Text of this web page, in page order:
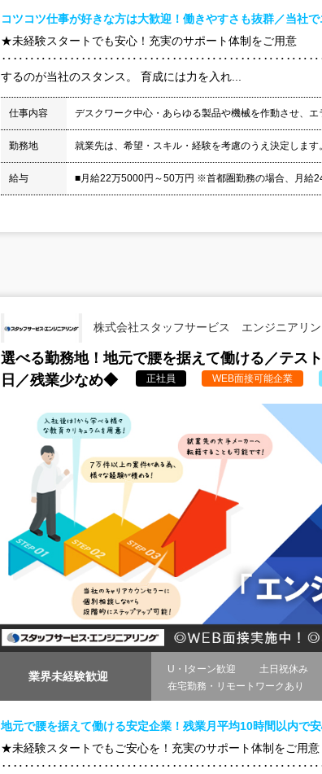
コツコツ仕事が好きな方は大歓迎！働きやすさも抜群／当社
★未経験スタートでも安心！充実のサポート体制をご用意
‥‥‥‥‥‥‥‥‥‥‥‥‥‥‥‥‥‥‥‥‥‥‥‥‥‥‥‥‥ あなたの
するのが当社のスタンス。 育成には力を入れ...
仕事内容 デスクワーク中心・あらゆる製品や機械を作動させ、
勤務地 就業先は、希望・スキル・経験を考慮のうえ決定します。
給与 ■月給22万5000円～50万円 ※首都圏勤務の場合、月給
株式会社スタッフサービス エンジニアリ
選べる勤務地！地元で腰を据えて働ける／テス
日／残業少なめ◆
正社員 WEB面接可能企業
業界未経験歓迎
U・Iターン歓迎 土日祝休み
在宅勤務・リモートワークあり
地元で腰を据えて働ける安定企業！残業月平均10時間以内で
★未経験スタートでもご安心を！充実のサポート体制をご用意
‥‥‥‥‥‥‥‥‥‥‥‥‥‥‥‥‥‥‥‥‥‥‥‥‥‥‥‥‥ 未経験